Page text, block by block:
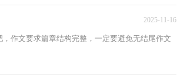
2025-11-16
作文要求篇章结构完整，一定要避免无结尾作文